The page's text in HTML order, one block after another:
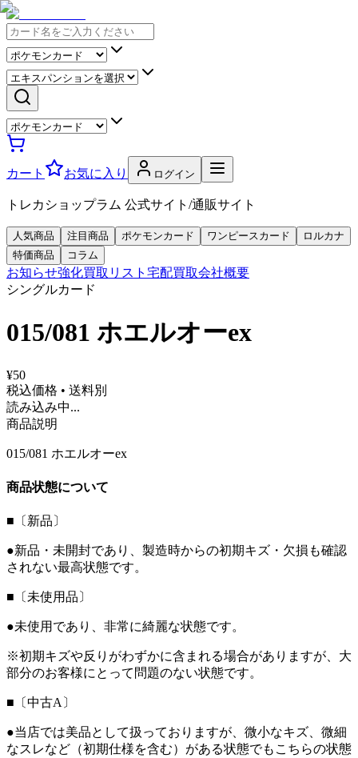
カート お気に入り ログイン
トレカショップラム 公式サイト/通販サイト
人気商品 注目商品 ポケモンカード ワンピースカード
ロルカナ
特価商品
コラム
お知らせ強化買取リスト 宅配買取会社概要
シングルカード
015/081 ホエルオーex
¥50
税込価格 • 送料別
読み込み中...
商品説明
015/081 ホエルオーex
商品状態について
■〔新品〕
●新品・未開封であり、製造時からの初期キズ・欠損も確認
されない最高状態です。
■〔未使用品〕
●未使用であり、非常に綺麗な状態です。
※初期キズや反りがわずかに含まれる場合がありますが、大
部分のお客様にとって問題のない状態です。
■〔中古A〕
●当店では美品として扱っておりますが、微小なキズ、微細
なスレなど（初期仕様を含む）がある状態でもこちらの状態